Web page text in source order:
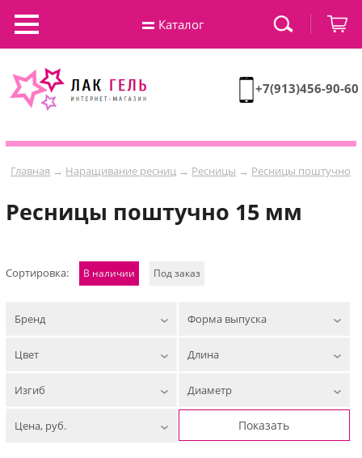
+7(913)456-90-60
Главная → Наращивание ресниц → Ресницы → Ресницы поштучно
Ресницы поштучно 15 мм
Сортировка: В наличии Под заказ
Бренд Форма выпуска
Цвет Длина
Изгиб Диаметр
Цена, руб. Показать
Каталог